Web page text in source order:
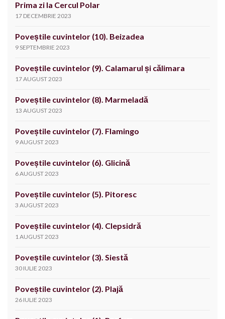
Prima zi la Cercul Polar
17 DECEMBRIE 2023
Poveștile cuvintelor (10). Beizadea
9 SEPTEMBRIE 2023
Poveștile cuvintelor (9). Calamarul și călimara
17 AUGUST 2023
Poveștile cuvintelor (8). Marmeladă
13 AUGUST 2023
Poveștile cuvintelor (7). Flamingo
9 AUGUST 2023
Poveștile cuvintelor (6). Glicină
6 AUGUST 2023
Poveștile cuvintelor (5). Pitoresc
3 AUGUST 2023
Poveștile cuvintelor (4). Clepsidră
1 AUGUST 2023
Poveștile cuvintelor (3). Siestă
30 IULIE 2023
Poveștile cuvintelor (2). Plajă
26 IULIE 2023